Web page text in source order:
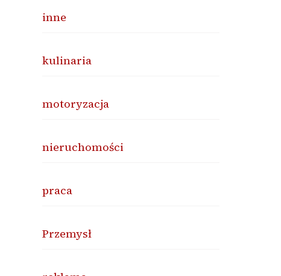
inne
kulinaria
motoryzacja
nieruchomości
praca
Przemysł